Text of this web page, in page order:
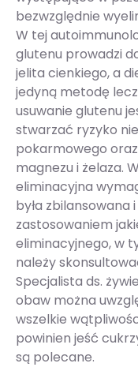
bezwzględnie
W tej
glutenu prowadzi
jelita cienkiego, a
jedyną metodę
usuwanie glutenu
stwarzać ryzyko
pokarmowego
magnezu i żelaza.
eliminacyjna
była zbilansowana
zastosowaniem
eliminacyjnego, w
należy
Specjalista ds.
obaw można
wszelkie
powinien jeść
są polecane.